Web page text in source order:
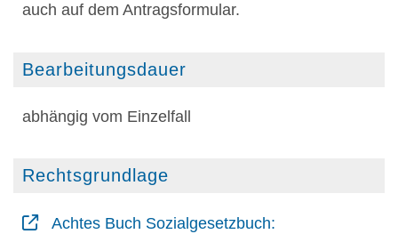
auch auf dem Antragsformular.
Bearbeitungsdauer
abhängig vom Einzelfall
Rechtsgrundlage
Achtes Buch Sozialgesetzbuch: